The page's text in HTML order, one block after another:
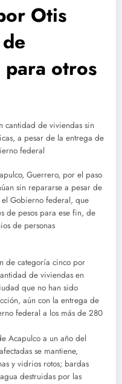
Otis
otros
cantidad de viviendas sin
a pesar de la entrega de
federal
Guerrero, por el paso
sin repararse a pesar de
el Gobierno federal, que
de pesos para ese fin, de
de personas
de categoría cinco por
de viviendas en
que no han sido
aún con la entrega de
federal a los más de 280
Acapulco a un año del
se mantiene,
y vidrios rotos; bardas
destruidas por las